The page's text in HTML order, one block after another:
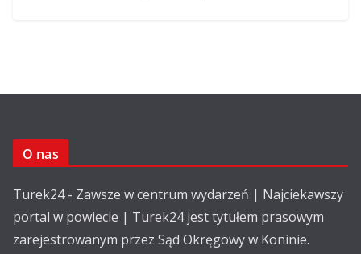
O nas
Turek24 - Zawsze w centrum wydarzeń | Najciekawszy
portal w powiecie | Turek24 jest tytułem prasowym
zarejestrowanym przez Sąd Okręgowy w Koninie.